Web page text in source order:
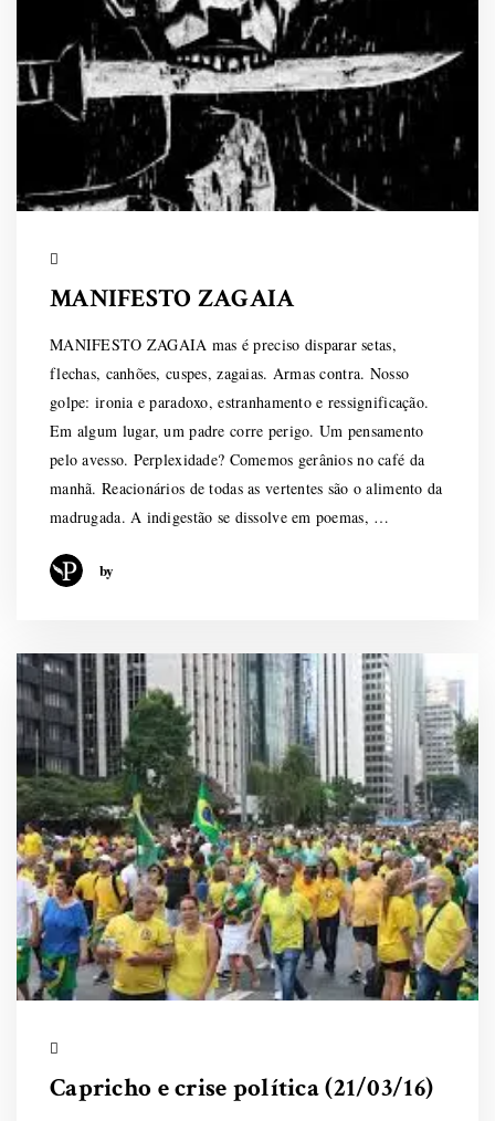
MANIFESTO ZAGAIA
MANIFESTO ZAGAIA mas é preciso disparar setas,
flechas, canhões, cuspes, zagaias. Armas contra. Nosso
golpe: ironia e paradoxo, estranhamento e ressignificação.
Em algum lugar, um padre corre perigo. Um pensamento
pelo avesso. Perplexidade? Comemos gerânios no café da
manhã. Reacionários de todas as vertentes são o alimento da
madrugada. A indigestão se dissolve em poemas, …
by
Capricho e crise política (21/03/16)